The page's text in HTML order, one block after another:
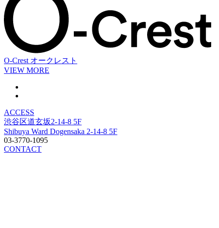
O-Crest オークレスト
VIEW MORE
ACCESS
渋谷区道玄坂2-14-8 5F
Shibuya Ward Dogensaka 2-14-8 5F
03-3770-1095
CONTACT